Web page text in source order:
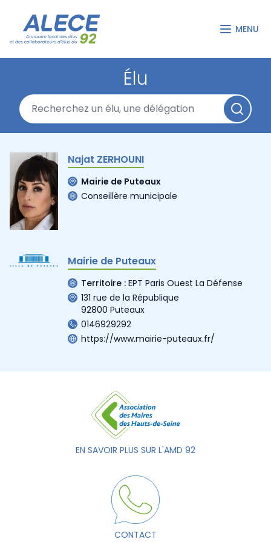
MENU
Élu
Najat ZERHOUNI
Mairie de Puteaux
Conseillère municipale
Mairie de Puteaux
Territoire : EPT Paris Ouest La Défense
131 rue de la République
92800 Puteaux
0146929292
https://www.mairie-puteaux.fr/
EN SAVOIR PLUS SUR L'AMD 92
CONTACT